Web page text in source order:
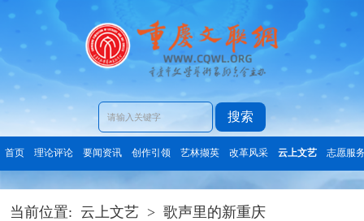
搜索
首页 理论评论 要闻资讯 创作引领 艺林撷英 改革风采 云上文艺 志愿服
当前位置: 云上文艺 > 歌声里的新重庆